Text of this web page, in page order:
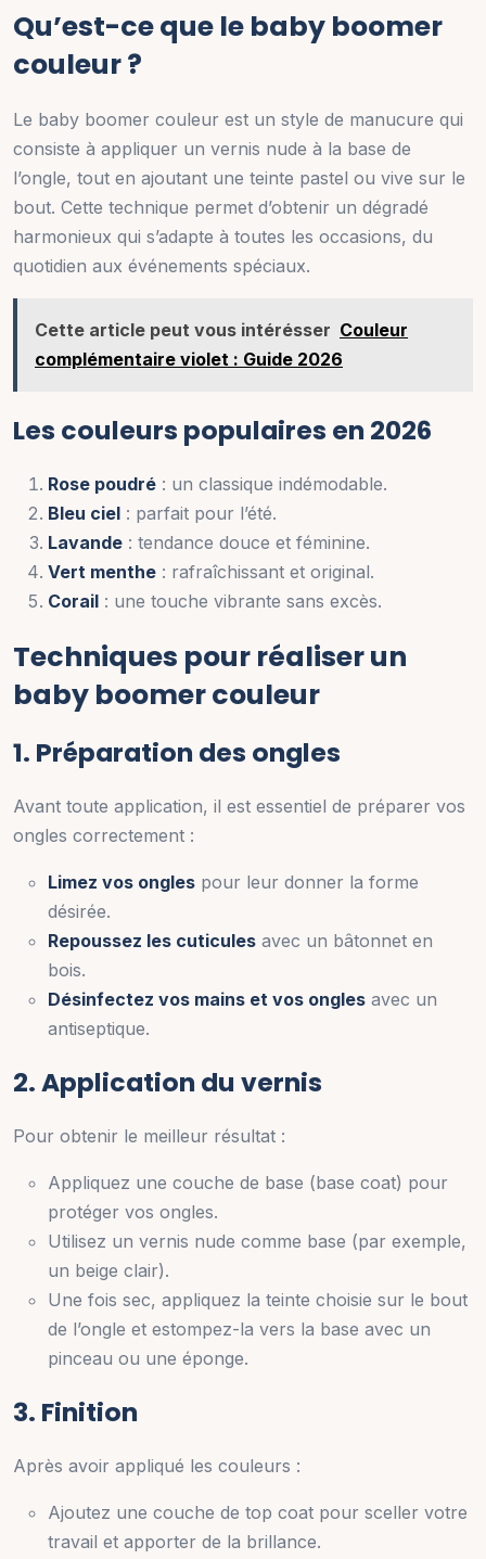
Qu’est-ce que le baby boomer
couleur ?
Le baby boomer couleur est un style de manucure qui
consiste à appliquer un vernis nude à la base de
l’ongle, tout en ajoutant une teinte pastel ou vive sur le
bout. Cette technique permet d’obtenir un dégradé
harmonieux qui s’adapte à toutes les occasions, du
quotidien aux événements spéciaux.
Cette article peut vous intérésser Couleur
complémentaire violet : Guide 2026
Les couleurs populaires en 2026
Rose poudré : un classique indémodable.
Bleu ciel : parfait pour l’été.
Lavande : tendance douce et féminine.
Vert menthe : rafraîchissant et original.
Corail : une touche vibrante sans excès.
Techniques pour réaliser un
baby boomer couleur
1. Préparation des ongles
Avant toute application, il est essentiel de préparer vos
ongles correctement :
Limez vos ongles pour leur donner la forme
désirée.
Repoussez les cuticules avec un bâtonnet en
bois.
Désinfectez vos mains et vos ongles avec un
antiseptique.
2. Application du vernis
Pour obtenir le meilleur résultat :
Appliquez une couche de base (base coat) pour
protéger vos ongles.
Utilisez un vernis nude comme base (par exemple,
un beige clair).
Une fois sec, appliquez la teinte choisie sur le bout
de l’ongle et estompez-la vers la base avec un
pinceau ou une éponge.
3. Finition
Après avoir appliqué les couleurs :
Ajoutez une couche de top coat pour sceller votre
travail et apporter de la brillance.